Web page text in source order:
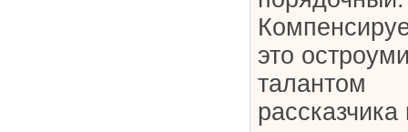
это
талантом
рассказчика